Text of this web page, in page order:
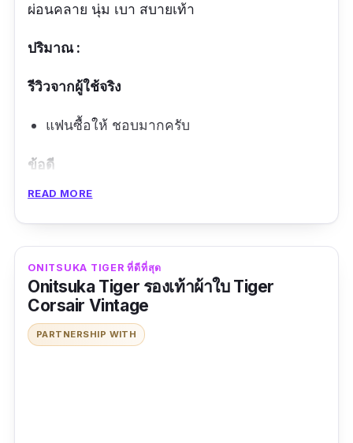
ผ่อนคลาย นุ่ม เบา สบายเท้า
ปริมาณ :
รีวิวจากผู้ใช้จริง
แฟนซื้อให้ ชอบมากครับ
ข้อดี
ใส่สบาย นุ่ม
ข้อเสีย
ราคาแพง
READ MORE
ONITSUKA TIGER ที่ดีที่สุด
Onitsuka Tiger รองเท้าผ้าใบ Tiger
Corsair Vintage
PARTNERSHIP WITH